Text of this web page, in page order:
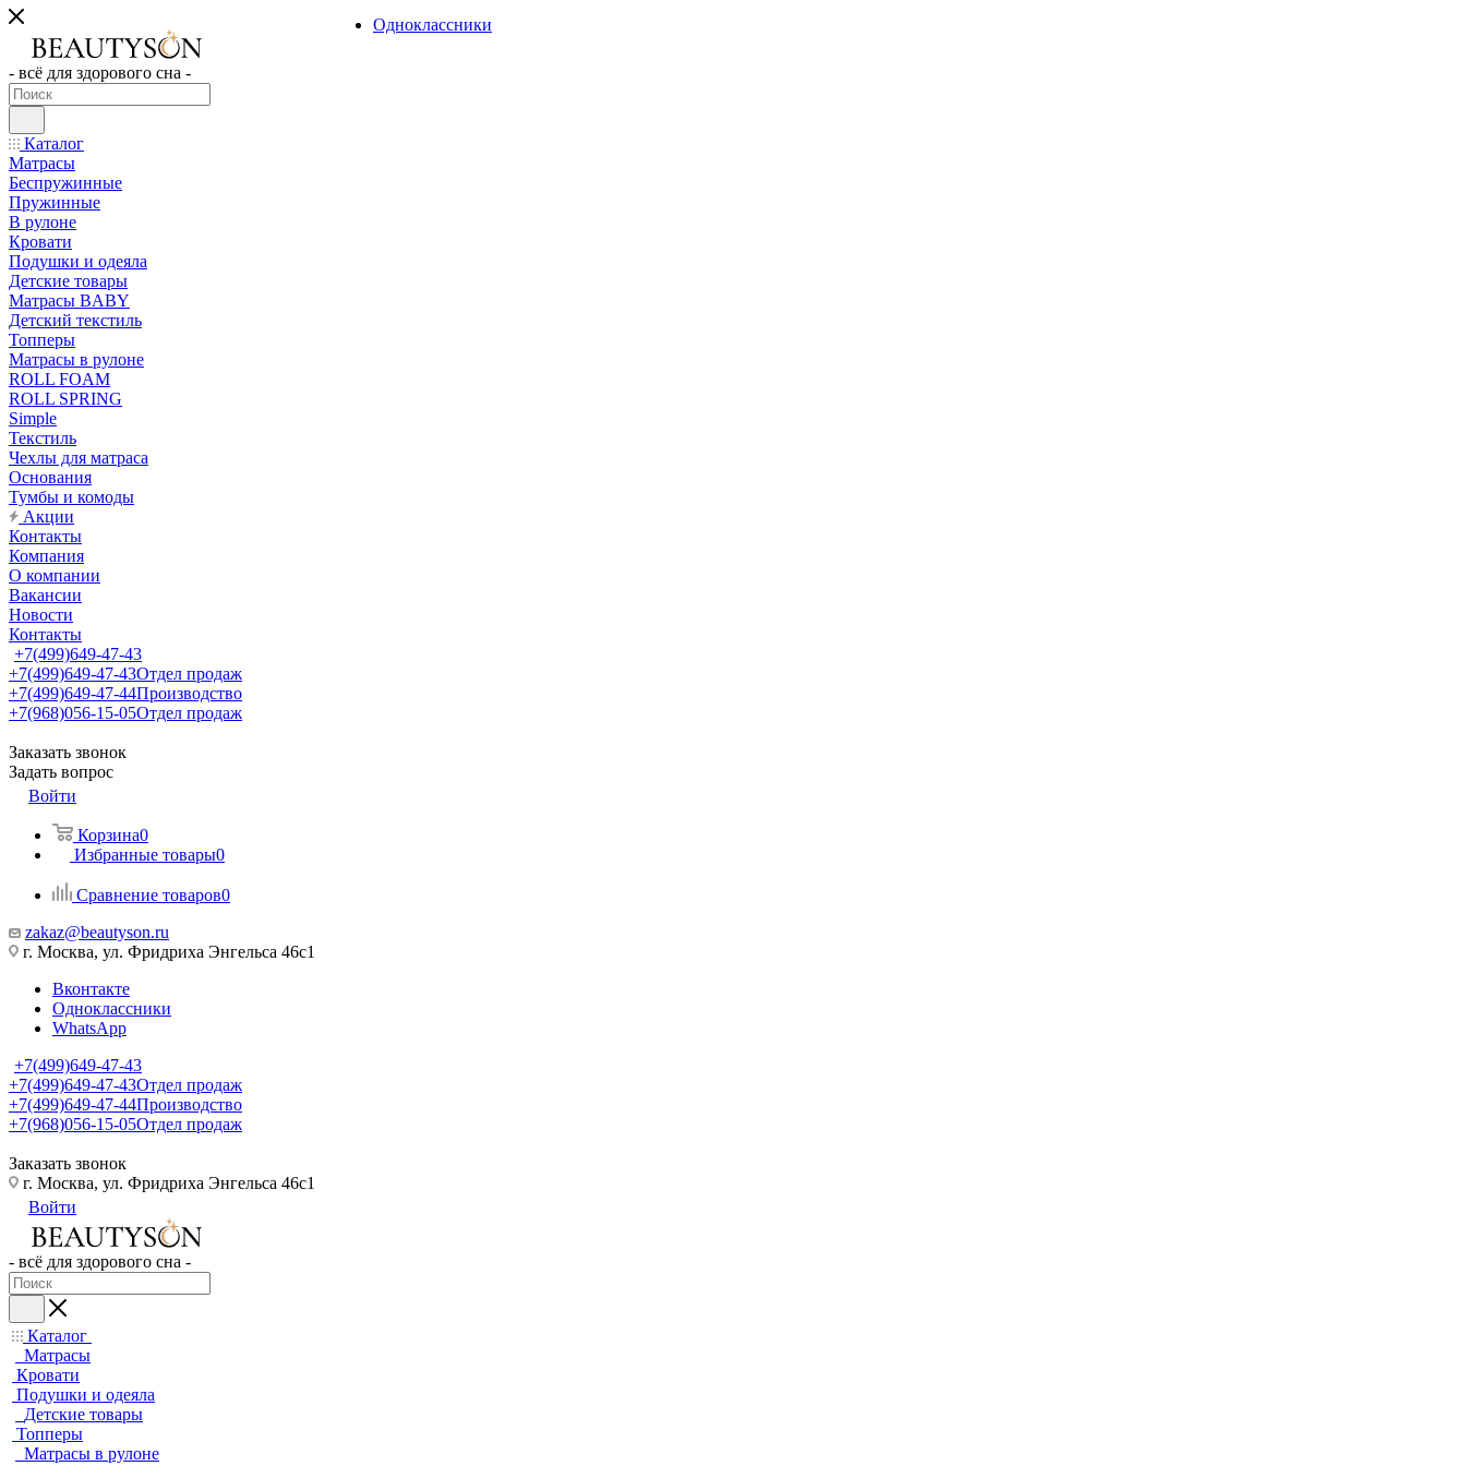
- всё для здорового сна -
Каталог
Матрасы
Беспружинные
Пружинные
В рулоне
Кровати
Подушки и одеяла
Детские товары
Матрасы BABY
Детский текстиль
Топперы
Матрасы в рулоне
ROLL FOAM
ROLL SPRING
Simple
Текстиль
Чехлы для матраса
Основания
Тумбы и комоды
Акции
Контакты
Компания
О компании
Вакансии
Новости
Контакты
+7(499)649-47-43
+7(499)649-47-43Отдел продаж
+7(499)649-47-44Производство
+7(968)056-15-05Отдел продаж
Заказать звонок
Задать вопрос
Войти
Корзина0
Избранные товары0
Сравнение товаров0
zakaz@beautyson.ru
г. Москва, ул. Фридриха Энгельса 46с1
Вконтакте
Одноклассники
WhatsApp
+7(499)649-47-43
+7(499)649-47-43Отдел продаж
+7(499)649-47-44Производство
+7(968)056-15-05Отдел продаж
Заказать звонок
Одноклассники
г. Москва, ул. Фридриха Энгельса 46с1
Войти
- всё для здорового сна -
Каталог
Матрасы
Кровати
Подушки и одеяла
Детские товары
Топперы
Матрасы в рулоне